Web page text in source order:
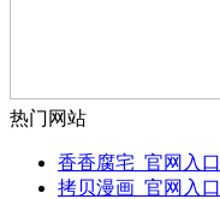
热门网站
香香腐宅_官网入口
拷贝漫画_官网入口